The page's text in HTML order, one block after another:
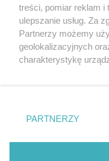
Nie zapomnij
zapoznać się z:
polityką
Twojemiasto
Piekary Śląskie
Chorzów
Tarnowskie Góry
Gliwice
treści, pomiar reklam i
ulepszanie usług. Za
Partnerzy możemy
geolokalizacyjnych
charakterystykę
zmienić/wycofać
znajdujący się w
rodzaje przetwarzania
użytkownika, ale
PARTNERZY